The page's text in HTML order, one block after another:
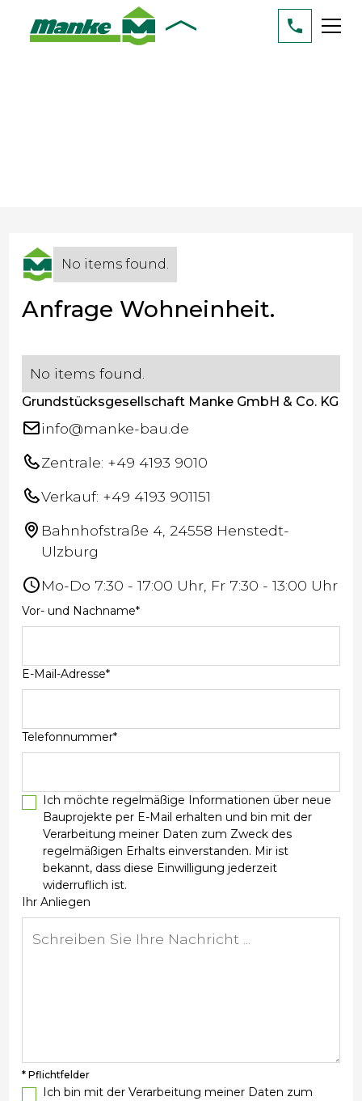
No items found.
Anfrage Wohneinheit.
No items found.
Grundstücksgesellschaft Manke GmbH & Co. KG
info@manke-bau.de
Zentrale: +49 4193 9010
Verkauf: +49 4193 901151
Bahnhofstraße 4, 24558 Henstedt-
Ulzburg
Mo-Do 7:30 - 17:00 Uhr, Fr 7:30 - 13:00 Uhr
Vor- und Nachname*
E-Mail-Adresse*
Telefonnummer*
Ich möchte regelmäßige Informationen über neue
Bauprojekte per E-Mail erhalten und bin mit der
Verarbeitung meiner Daten zum Zweck des
regelmäßigen Erhalts einverstanden. Mir ist
bekannt, dass diese Einwilligung jederzeit
widerruflich ist.
Ihr Anliegen
* Pflichtfelder
Ich bin mit der Verarbeitung meiner Daten zum